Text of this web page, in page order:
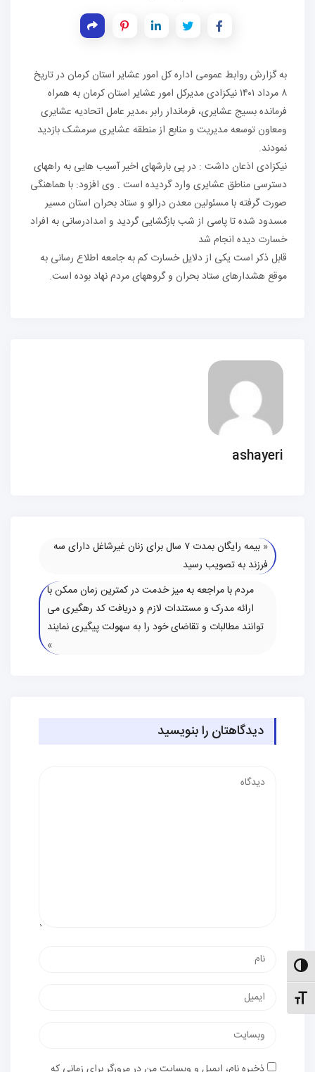
حالت کنتراست بالا
تنظیم اندازهٔ فونت
به گزارش روابط عمومی اداره کل امور عشایر استان کرمان در تاریخ
۸ مرداد ۱۴٠۱ نیکزادی مدیرکل امور عشایر استان کرمان به همراه
فرمانده بسیج عشایری، فرماندار رابر ،مدیر عامل اتحادیه عشایری
ومعاون توسعه مدیریت و منابع از منطقه عشایری سرمشک بازدید
نمودند.
نیکزادی اذعان داشت : در پی بارشهای اخیر آسیب هایی به راههای
دسترسی مناطق عشایری وارد گردیده است . وی افزود: با هماهنگی
صورت گرفته با مسئولین معدن درالو و ستاد بحران استان مسیر
مسدود شده تا پاسی از شب بازگشایی گردید و امدادرسانی به افراد
خسارت دیده انجام شد
قابل ذکر است یکی از دلایل خسارت کم به جامعه اطلاع رسانی به
موقع هشدارهای ستاد بحران و گروههای مردم نهاد بوده است.
ashayeri
«
بیمه رایگان بمدت ۷ سال برای زنان غیرشاغل دارای سه
فرزند به تصویب رسید
مردم با مراجعه به میز خدمت در کمترین زمان ممکن با
ارائه مدرک و مستندات لازم و دریافت کد رهگیری می
توانند مطالبات و تقاضای خود را به سهولت پیگیری نمایند
»
دیدگاهتان را بنویسید
پست
وب‌سایت